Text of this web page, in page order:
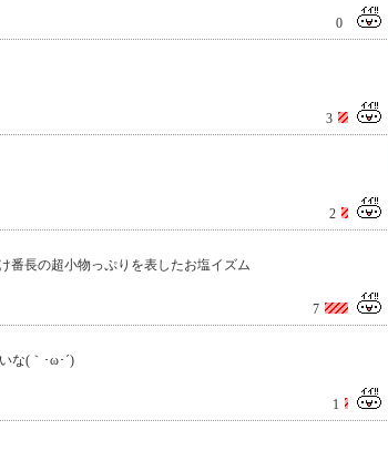
0
3
2
番長の超小物っぷりを表したお塩イズム
7
な(｀･ω･´)
1